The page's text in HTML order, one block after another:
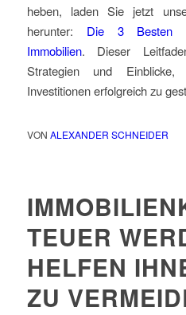
heben, laden Sie jetzt
herunter: Die 3 Besten
Immobilien. Dieser
Strategien und
Investitionen erfolgreich zu
VON ALEXANDER SCHNEIDER
TEUER
HELFEN
ZU